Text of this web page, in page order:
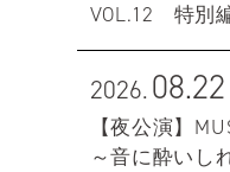
VOL.12 特別
2026.08.22
【夜公演】
～音に酔いし